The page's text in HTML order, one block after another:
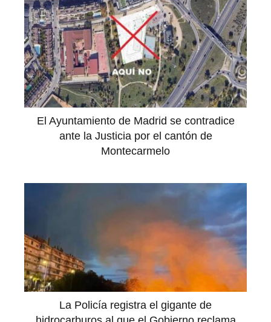
El Ayuntamiento de Madrid se contradice
ante la Justicia por el cantón de
Montecarmelo
La Policía registra el gigante de